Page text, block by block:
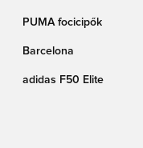
PUMA focicipők
Barcelona
adidas F50 Elite